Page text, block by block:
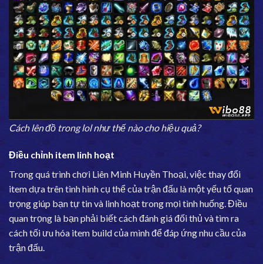
Cách lên đồ trong lol như thế nào cho hiệu quả?
Điều chỉnh item linh hoạt
Trong quá trình chơi Liên Minh Huyền Thoại, việc thay đổi
item dựa trên tình hình cụ thể của trận đấu là một yếu tố quan
trọng giúp bạn tự tin và linh hoạt trong mọi tình huống. Điều
quan trọng là bạn phải biết cách đánh giá đối thủ và tìm ra
cách tối ưu hóa item build của mình để đáp ứng nhu cầu của
trận đấu.